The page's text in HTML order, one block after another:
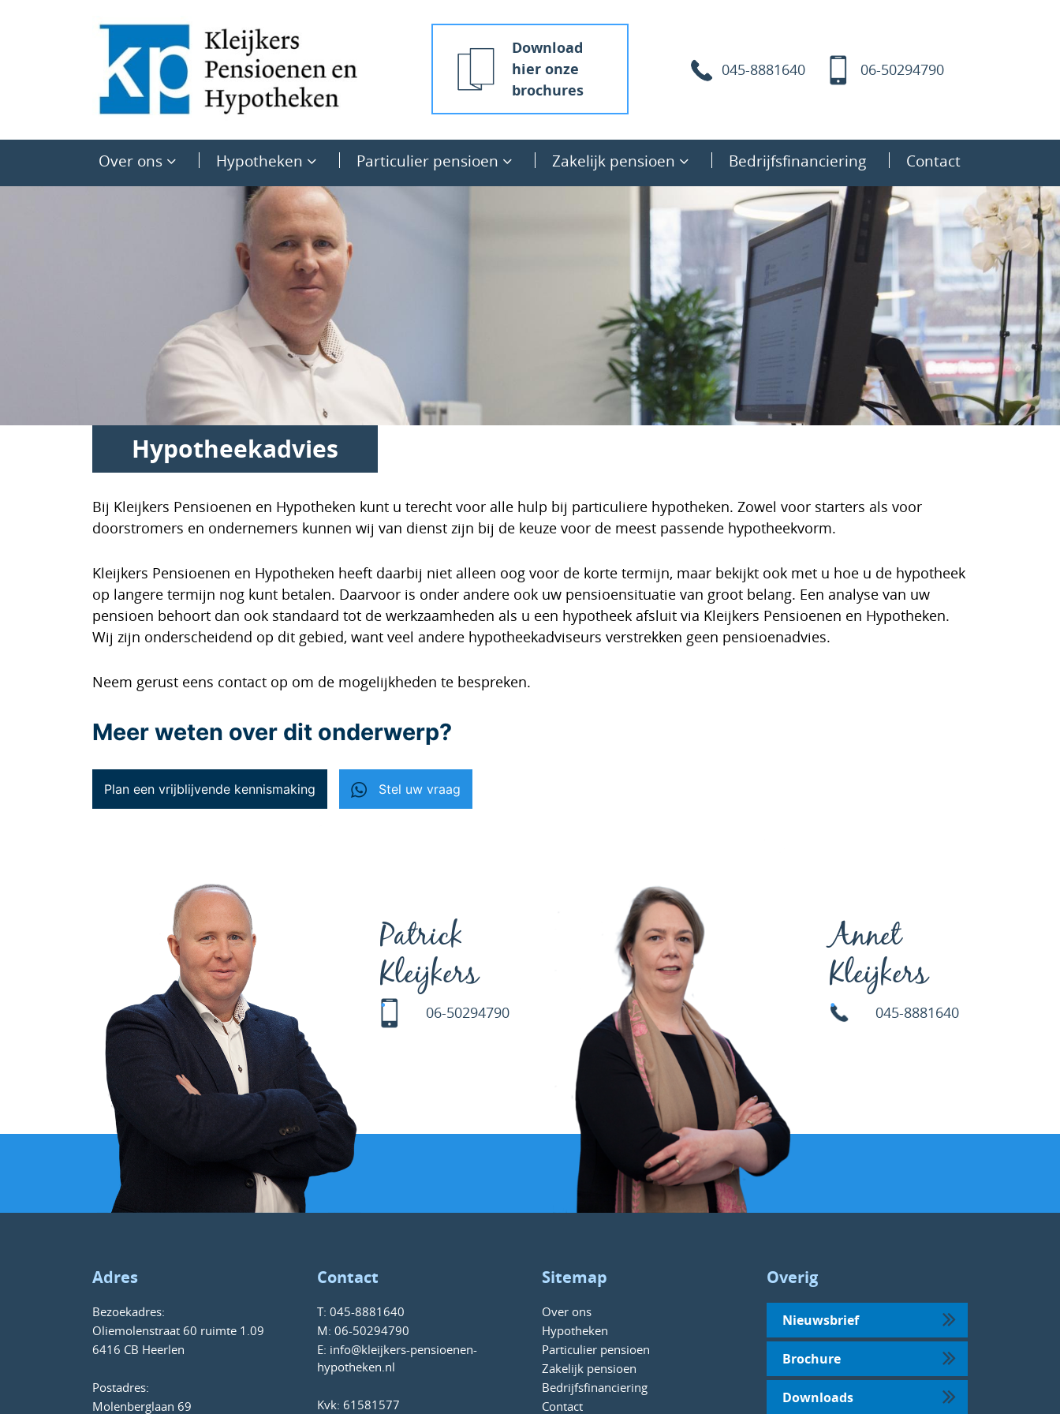
Download
hier onze
brochures
045-8881640 06-50294790
Over ons Hypotheken Particulier pensioen Zakelijk pensioen Bedrijfsfinanciering Contact
Hypotheekadvies
Bij Kleijkers Pensioenen en Hypotheken kunt u terecht voor alle hulp bij particuliere hypotheken. Zowel voor starters als voor
doorstromers en ondernemers kunnen wij van dienst zijn bij de keuze voor de meest passende hypotheekvorm.
Kleijkers Pensioenen en Hypotheken heeft daarbij niet alleen oog voor de korte termijn, maar bekijkt ook met u hoe u de hypotheek
op langere termijn nog kunt betalen. Daarvoor is onder andere ook uw pensioensituatie van groot belang. Een analyse van uw
pensioen behoort dan ook standaard tot de werkzaamheden als u een hypotheek afsluit via Kleijkers Pensioenen en Hypotheken.
Wij zijn onderscheidend op dit gebied, want veel andere hypotheekadviseurs verstrekken geen pensioenadvies.
Neem gerust eens contact op om de mogelijkheden te bespreken.
Meer weten over dit onderwerp?
Plan een vrijblijvende kennismaking Stel uw vraag
Patrick
Kleijkers
06-50294790
Annet
Kleijkers
045-8881640
Adres
Bezoekadres:
Oliemolenstraat 60 ruimte 1.09
6416 CB Heerlen
Postadres:
Molenberglaan 69
Contact
T: 045-8881640
M: 06-50294790
E: info@kleijkers-pensioenen-
hypotheken.nl
Kvk: 61581577
Sitemap
Over ons
Hypotheken
Particulier pensioen
Zakelijk pensioen
Bedrijfsfinanciering
Contact
Overig
Nieuwsbrief
Brochure
Downloads